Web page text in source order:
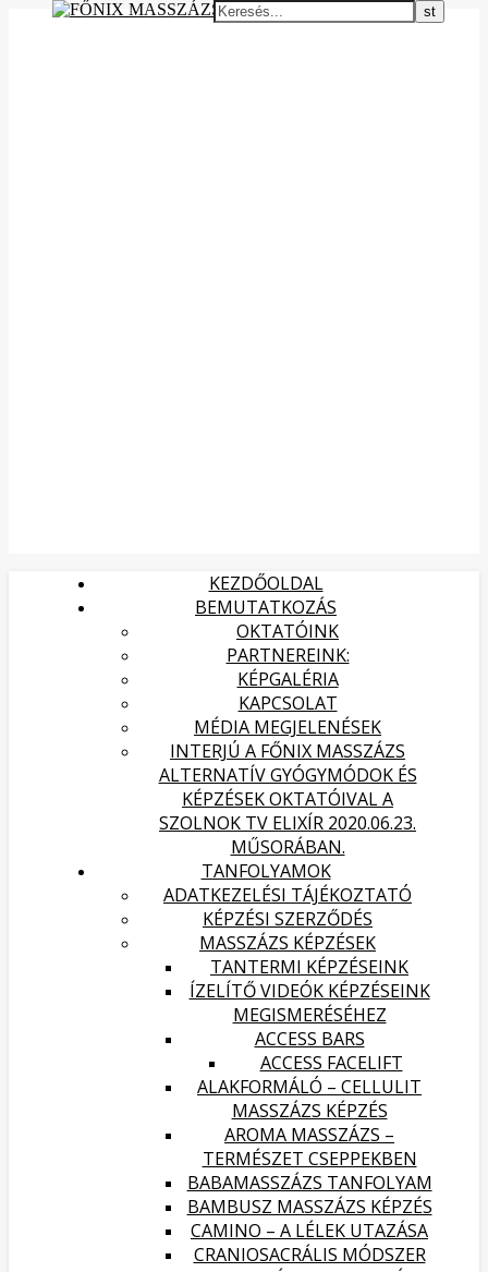
KEZDŐOLDAL
BEMUTATKOZÁS
OKTATÓINK
PARTNEREINK:
KÉPGALÉRIA
KAPCSOLAT
MÉDIA MEGJELENÉSEK
INTERJÚ A FŐNIX MASSZÁZS
ALTERNATÍV GYÓGYMÓDOK ÉS
KÉPZÉSEK OKTATÓIVAL A
SZOLNOK TV ELIXÍR 2020.06.23.
MŰSORÁBAN.
TANFOLYAMOK
ADATKEZELÉSI TÁJÉKOZTATÓ
KÉPZÉSI SZERZŐDÉS
MASSZÁZS KÉPZÉSEK
TANTERMI KÉPZÉSEINK
ÍZELÍTŐ VIDEÓK KÉPZÉSEINK
MEGISMERÉSÉHEZ
ACCESS BARS
ACCESS FACELIFT
ALAKFORMÁLÓ – CELLULIT
MASSZÁZS KÉPZÉS
AROMA MASSZÁZS –
TERMÉSZET CSEPPEKBEN
BABAMASSZÁZS TANFOLYAM
BAMBUSZ MASSZÁZS KÉPZÉS
CAMINO – A LÉLEK UTAZÁSA
CRANIOSACRÁLIS MÓDSZER